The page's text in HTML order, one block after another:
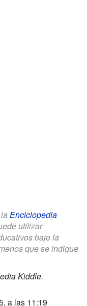
Enciclopedia
utilizar
bajo la
que se indique
Kiddle.
a las 11:19